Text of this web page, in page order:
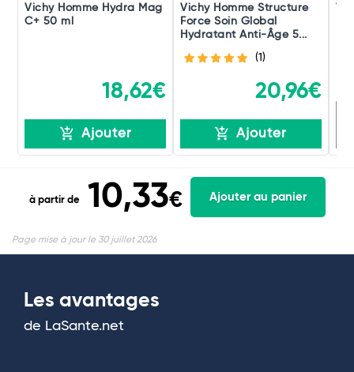
Vichy Homme Hydra Mag
C+ 50 ml
18,62€
Ajouter
Vichy Homme Structure
Force Soin Global
Hydratant Anti-Âge 5...
(1)
20,96€
Ajouter
à partir de 10,33€ Ajouter au panier
Page mise à jour le 30 juillet 2026
Les avantages
de LaSante.net